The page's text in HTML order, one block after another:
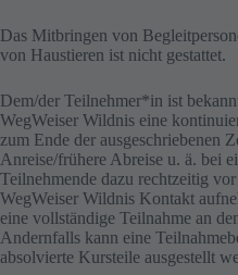
Das Mitbringen von
von Haustieren ist nicht gestattet.
Dem/der Teilnehmer*in ist
WegWeiser Wildnis eine
zum Ende der ausgeschriebenen
Anreise/frühere Abreise u. ä. bei
Teilnehmende dazu rechtzeitig
WegWeiser Wildnis Kontakt
eine vollständige Teilnahme an
Andernfalls kann eine
absolvierte Kursteile ausgestellt